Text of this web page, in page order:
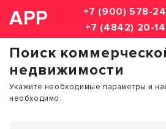
АРР
+7 (900) 578-
+7 (4842) 20-
Поиск
недвижимости
Укажите необходимые параметры и
необходимо.